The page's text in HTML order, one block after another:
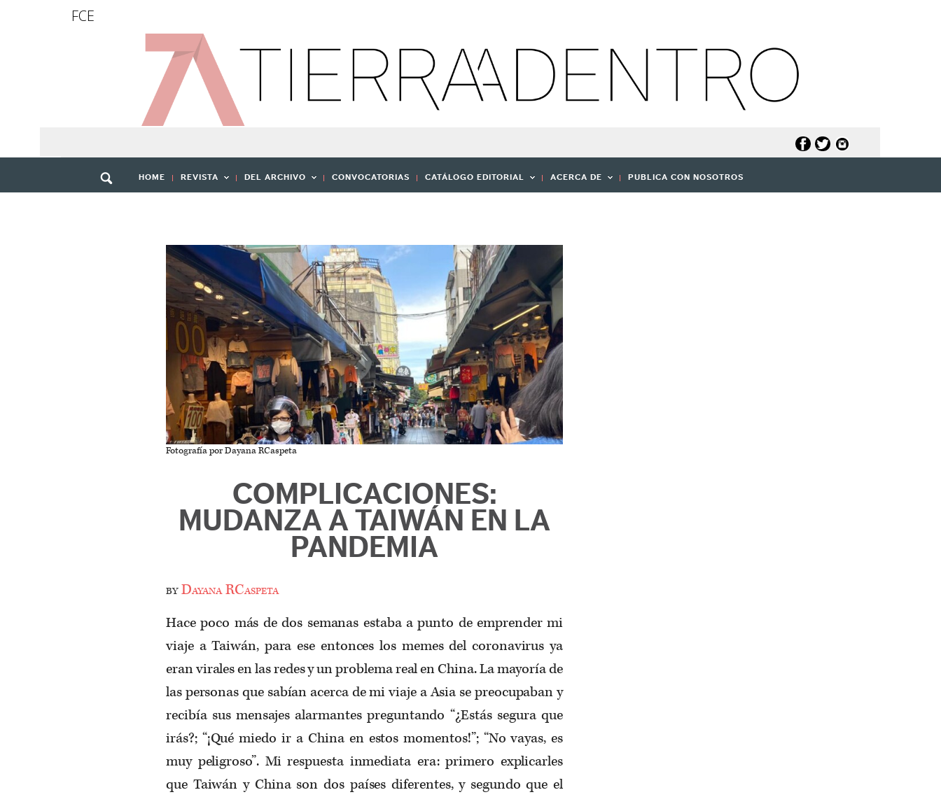
FCE
HOME REVISTA DEL ARCHIVO CONVOCATORIAS CATÁLOGO EDITORIAL ACERCA DE PUBLICA CON NOSOTROS
Fotografía por Dayana RCaspeta
COMPLICACIONES:
MUDANZA A TAIWÁN EN LA
PANDEMIA
byDayana RCaspeta
Hace poco más de dos semanas estaba a punto de emprender mi
viaje a Taiwán, para ese entonces los memes del coronavirus ya
eran virales en las redes y un problema real en China. La mayoría de
las personas que sabían acerca de mi viaje a Asia se preocupaban y
recibía sus mensajes alarmantes preguntando “¿Estás segura que
irás?; “¡Qué miedo ir a China en estos momentos!”; “No vayas, es
muy peligroso”. Mi respuesta inmediata era: primero explicarles
que Taiwán y China son dos países diferentes, y segundo que el